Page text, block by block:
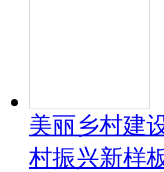
美丽乡村建
村振兴新样